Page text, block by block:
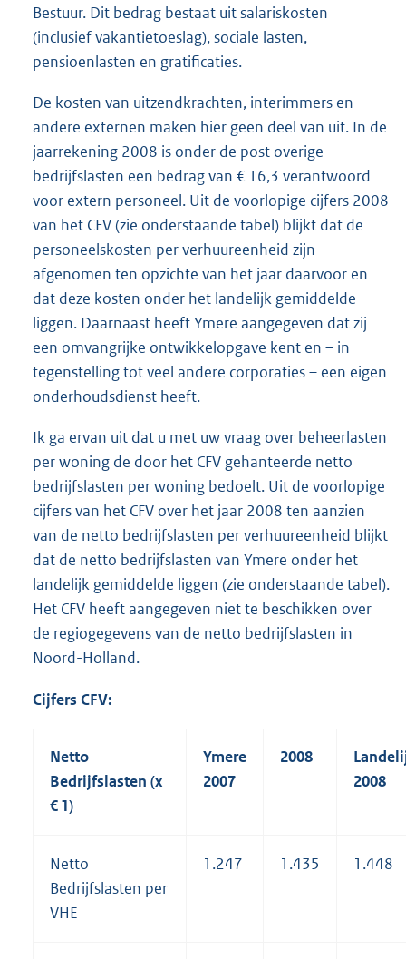
Bestuur. Dit bedrag bestaat uit salariskosten
(inclusief vakantietoeslag), sociale lasten,
pensioenlasten en gratificaties.
De kosten van uitzendkrachten, interimmers en
andere externen maken hier geen deel van uit. In de
jaarrekening 2008 is onder de post overige
bedrijfslasten een bedrag van € 16,3 verantwoord
voor extern personeel. Uit de voorlopige cijfers 2008
van het CFV (zie onderstaande tabel) blijkt dat de
personeelskosten per verhuureenheid zijn
afgenomen ten opzichte van het jaar daarvoor en
dat deze kosten onder het landelijk gemiddelde
liggen. Daarnaast heeft Ymere aangegeven dat zij
een omvangrijke ontwikkelopgave kent en – in
tegenstelling tot veel andere corporaties – een eigen
onderhoudsdienst heeft.
Ik ga ervan uit dat u met uw vraag over beheerlasten
per woning de door het CFV gehanteerde netto
bedrijfslasten per woning bedoelt. Uit de voorlopige
cijfers van het CFV over het jaar 2008 ten aanzien
van de netto bedrijfslasten per verhuureenheid blijkt
dat de netto bedrijfslasten van Ymere onder het
landelijk gemiddelde liggen (zie onderstaande tabel).
Het CFV heeft aangegeven niet te beschikken over
de regiogegevens van de netto bedrijfslasten in
Noord-Holland.
Cijfers CFV:
Netto
Bedrijfslasten (x
€ 1)
Ymere
2007
2008
2008
Netto
Bedrijfslasten per
VHE
1.247 1.435 1.448